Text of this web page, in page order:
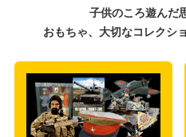
子供のころ遊んだ
おもちゃ、大切なコレクシ